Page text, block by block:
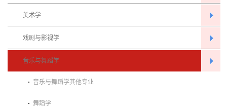
美术学
戏剧与影视学
音乐与舞蹈学
音乐与舞蹈学其他专业
舞蹈学